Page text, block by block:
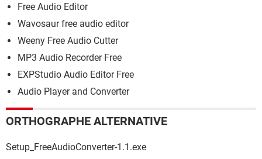
Free Audio Editor
Wavosaur free audio editor
Weeny Free Audio Cutter
MP3 Audio Recorder Free
EXPStudio Audio Editor Free
Audio Player and Converter
ORTHOGRAPHE ALTERNATIVE
Setup_FreeAudioConverter-1.1.exe